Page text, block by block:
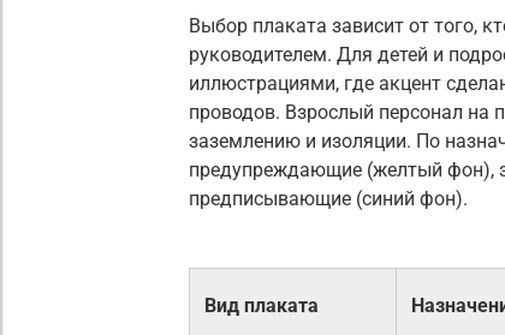
Выбор плаката зависит от того,
руководителем. Для детей и
иллюстрациями, где акцент
проводов. Взрослый персонал на
заземлению и изоляции. По
предупреждающие (желтый фон),
предписывающие (синий фон).
Вид плаката